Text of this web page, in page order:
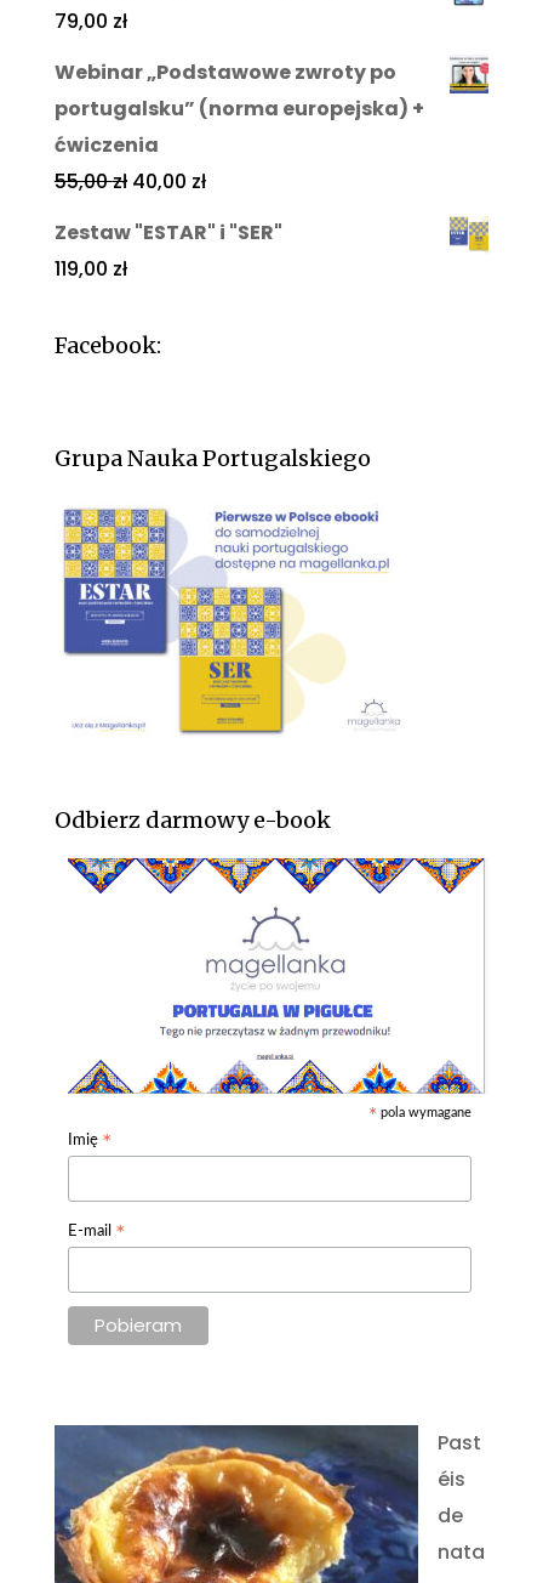
79,00 zł
Webinar „Podstawowe zwroty po
portugalsku” (norma europejska) +
ćwiczenia
55,00zł 40,00 zł
Zestaw "ESTAR" i "SER"
119,00 zł
Facebook:
Grupa Nauka Portugalskiego
Odbierz darmowy e-book
* pola wymagane
Imię *
E-mail *
Past
éis
de
nata